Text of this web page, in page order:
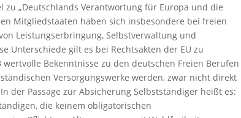
zu „Deutschlands Verantwortung für Europa und die
Mitgliedstaaten haben sich insbesondere bei freien
Leistungserbringung, Selbstverwaltung und
Unterschiede gilt es bei Rechtsakten der EU zu
wertvolle Bekenntnisse zu den deutschen Freien Berufen
Versorgungswerke werden, zwar nicht direkt
der Passage zur Absicherung Selbstständiger heißt es:
die keinem obligatorischen